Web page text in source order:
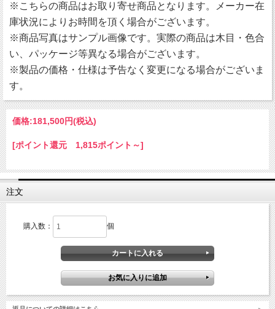
※こちらの商品はお取り寄せ商品となります。メーカー在
庫状況によりお時間を頂く場合がございます。
※商品写真はサンプル画像です。実際の商品は木目・色合
い、パッケージ等異なる場合がございます。
※製品の価格・仕様は予告なく変更になる場合がございま
す。
価格:181,500円(税込)
[ポイント還元 1,815ポイント～]
注文
購入数： 個